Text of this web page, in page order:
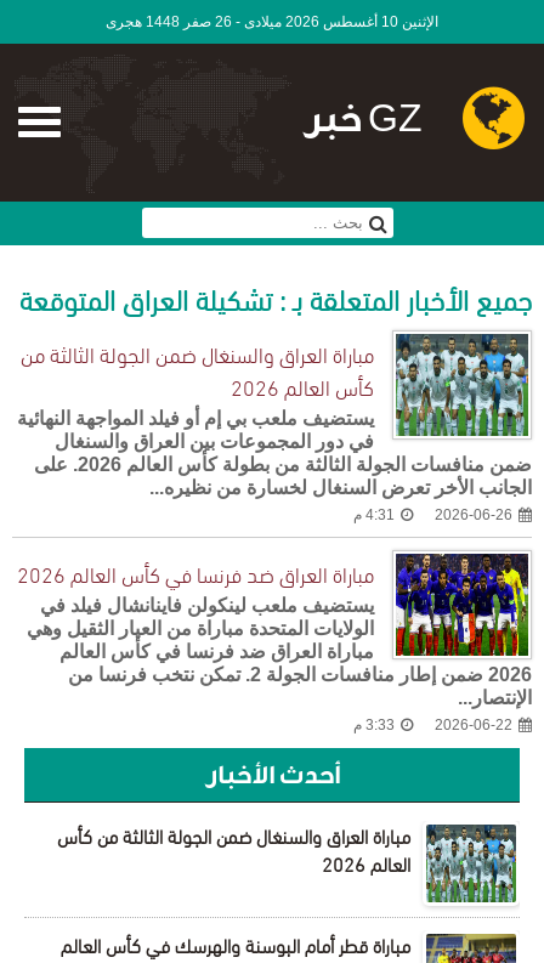
الإثنين 10 أغسطس 2026 ميلادى - 26 صفر 1448 هجرى
GZ خبر
جميع الأخبار المتعلقة بـ : تشكيلة العراق المتوقعة
مباراة العراق والسنغال ضمن الجولة الثالثة من
كأس العالم 2026
يستضيف ملعب بي إم أو فيلد المواجهة النهائية
في دور المجموعات بين العراق والسنغال
ضمن منافسات الجولة الثالثة من بطولة كأس العالم 2026. على
الجانب الأخر تعرض السنغال لخسارة من نظيره...
2026-06-26 4:31 م
مباراة العراق ضد فرنسا في كأس العالم 2026
يستضيف ملعب لينكولن فاينانشال فيلد في
الولايات المتحدة مباراة من العيار الثقيل وهي
مباراة العراق ضد فرنسا في كأس العالم
2026 ضمن إطار منافسات الجولة 2. تمكن نتخب فرنسا من
الإنتصار...
2026-06-22 3:33 م
أحدث الأخبار
مباراة العراق والسنغال ضمن الجولة الثالثة من كأس
العالم 2026
مباراة قطر أمام البوسنة والهرسك في كأس العالم